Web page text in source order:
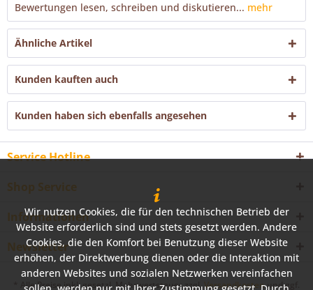
Bewertungen lesen, schreiben und diskutieren... mehr
Ähnliche Artikel
Kunden kauften auch
Kunden haben sich ebenfalls angesehen
Service Hotline
Shop Service
Informationen
Newsletter
* Alle Preise inkl. gesetzl. Mehrwertsteuer zzgl.Versandkostenund ggf.
Wir nutzen Cookies, die für den technischen Betrieb der
Website erforderlich sind und stets gesetzt werden. Andere
Cookies, die den Komfort bei Benutzung dieser Website
erhöhen, der Direktwerbung dienen oder die Interaktion mit
anderen Websites und sozialen Netzwerken vereinfachen